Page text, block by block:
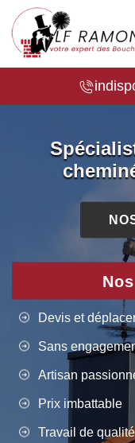
Devis et
Sans
Artisan
Prix imbattable
Travail de qualité